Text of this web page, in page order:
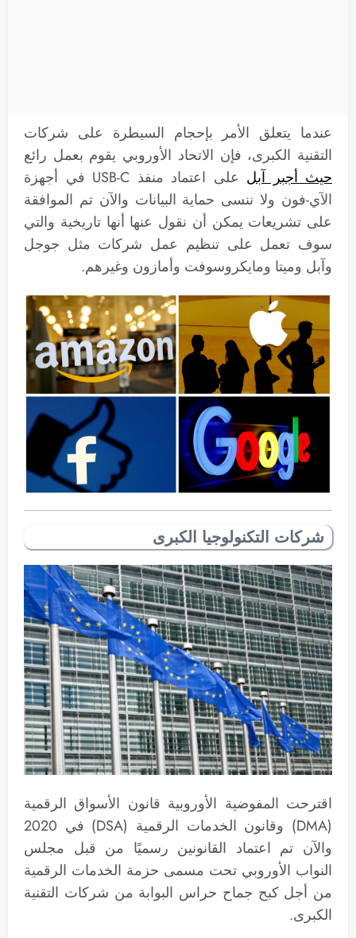
عندما يتعلق الأمر بإحجام السيطرة على شركات
التقنية الكبرى، فإن الاتحاد الأوروبي يقوم بعمل رائع
حيث أجبر آبل
على اعتماد منفذ USB-C في أجهزة
الآي-فون ولا ننسى حماية البيانات والآن تم الموافقة
على تشريعات يمكن أن نقول عنها أنها تاريخية والتي
سوف تعمل على تنظيم عمل شركات مثل جوجل
وآبل وميتا ومايكروسوفت وأمازون وغيرهم.
شركات التكنولوجيا الكبرى
اقترحت المفوضية الأوروبية قانون الأسواق الرقمية
(DMA) وقانون الخدمات الرقمية (DSA) في 2020
والآن تم اعتماد القانونين رسميًا من قبل مجلس
النواب الأوروبي تحت مسمى حزمة الخدمات الرقمية
من أجل كبح جماح حراس البوابة من شركات التقنية
الكبرى.